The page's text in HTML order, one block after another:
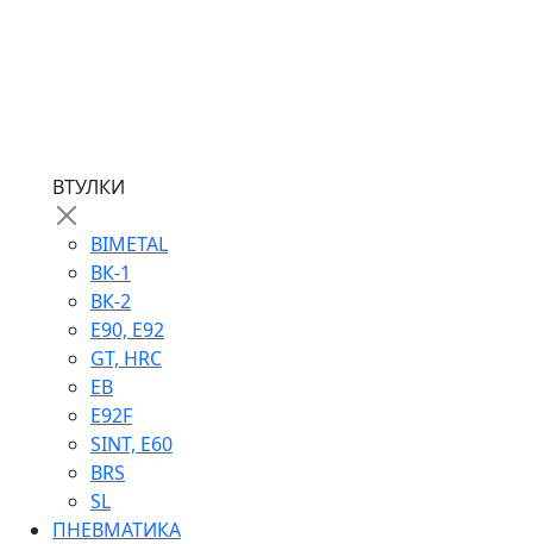
ВТУЛКИ
BIMETAL
ВК-1
ВК-2
Е90, E92
GT, HRC
EB
Е92F
SINT, E60
BRS
SL
ПНЕВМАТИКА